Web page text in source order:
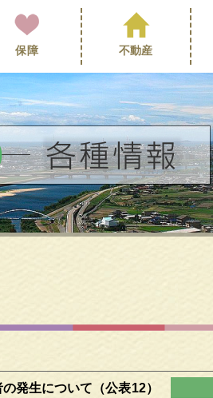
保障 不動産
発生について（公表12）